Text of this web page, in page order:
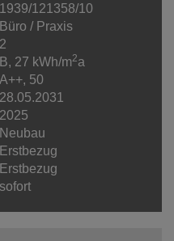
1939/121358/10
Büro / Praxis
2
B, 27 kWh/m2a
A++, 50
28.05.2031
2025
Neubau
Erstbezug
Erstbezug
sofort